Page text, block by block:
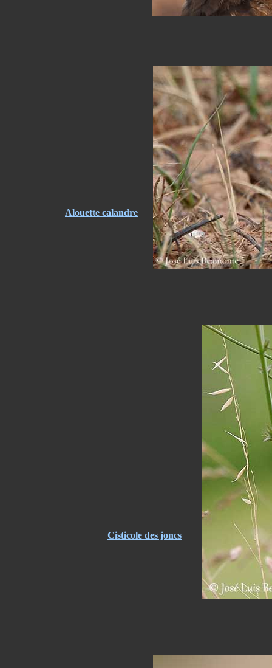
Alouette calandre
Cisticole des joncs